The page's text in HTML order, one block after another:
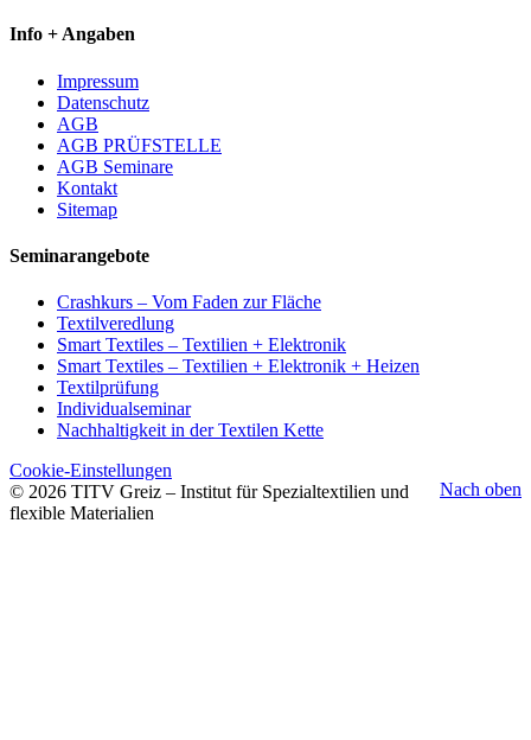
Info + Angaben
Impressum
Datenschutz
AGB
AGB PRÜFSTELLE
AGB Seminare
Kontakt
Sitemap
Seminarangebote
Crashkurs – Vom Faden zur Fläche
Textilveredlung
Smart Textiles – Textilien + Elektronik
Smart Textiles – Textilien + Elektronik + Heizen
Textilprüfung
Individualseminar
Nachhaltigkeit in der Textilen Kette
Nach oben
Cookie-Einstellungen
© 2026 TITV Greiz – Institut für Spezialtextilien und
flexible Materialien